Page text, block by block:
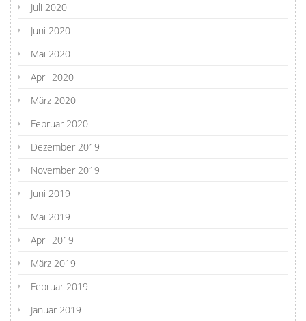
Juli 2020
Juni 2020
Mai 2020
April 2020
März 2020
Februar 2020
Dezember 2019
November 2019
Juni 2019
Mai 2019
April 2019
März 2019
Februar 2019
Januar 2019